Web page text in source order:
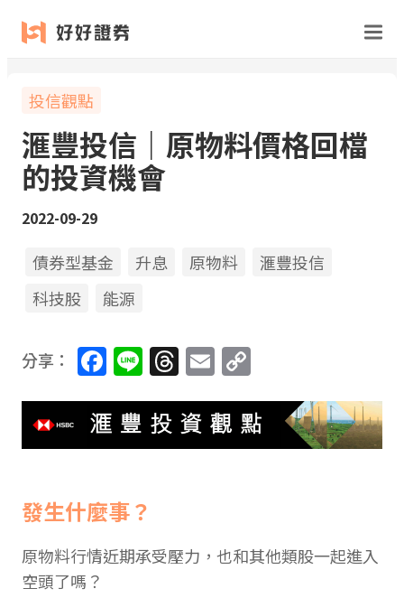
投信觀點
滙豐投信｜原物料價格回檔
的投資機會
2022-09-29
債券型基金 升息 原物料
滙豐投信
科技股
能源
分享： Facebook
LineThreads
Email
Link
發生什麼事？
原物料行情近期承受壓力，也和其他類股一起進入
空頭了嗎？